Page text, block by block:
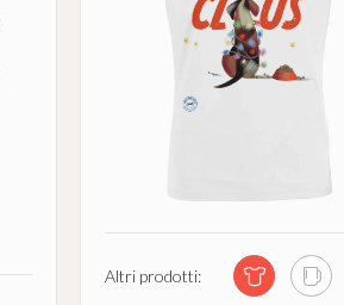
Altri prodotti: